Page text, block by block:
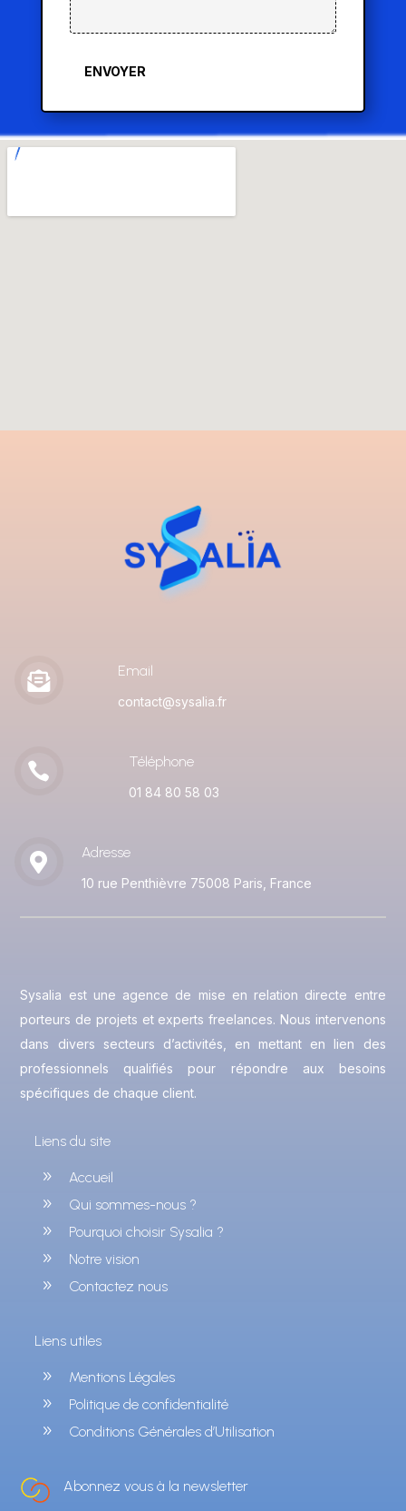
ENVOYER
 Email
contact@sysalia.fr
 Téléphone
01 84 80 58 03
 Adresse
10 rue Penthièvre 75008 Paris, France
Sysalia est une agence de mise en relation directe entre
porteurs de projets et experts freelances. Nous intervenons
dans divers secteurs d’activités, en mettant en lien des
professionnels qualifiés pour répondre aux besoins
spécifiques de chaque client.
Liens du site
9 Accueil
9 Qui sommes-nous ?
9 Pourquoi choisir Sysalia ?
9 Notre vision
9 Contactez nous
Liens utiles
9 Mentions Légales
9 Politique de confidentialité
9 Conditions Générales d’Utilisation
Abonnez vous à la newsletter